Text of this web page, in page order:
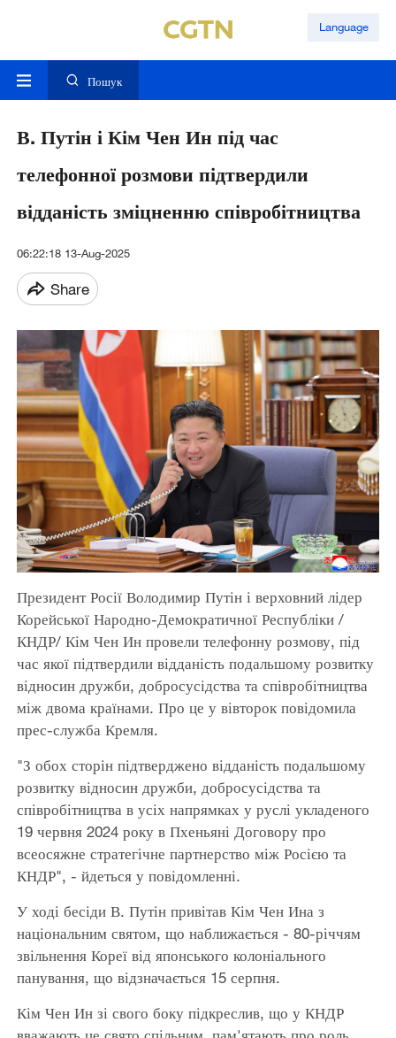
Language
Пошук
В. Путін і Кім Чен Ин під час
телефонної розмови підтвердили
відданість зміцненню співробітництва
06:22:18 13-Aug-2025
Share
Президент Росії Володимир Путін і верховний лідер
Корейської Народно-Демократичної Республіки /
КНДР/ Кім Чен Ин провели телефонну розмову, під
час якої підтвердили відданість подальшому розвитку
відносин дружби, добросусідства та співробітництва
між двома країнами. Про це у вівторок повідомила
прес-служба Кремля.
"З обох сторін підтверджено відданість подальшому
розвитку відносин дружби, добросусідства та
співробітництва в усіх напрямках у руслі укладеного
19 червня 2024 року в Пхеньяні Договору про
всеосяжне стратегічне партнерство між Росією та
КНДР", - йдеться у повідомленні.
У ході бесіди В. Путін привітав Кім Чен Ина з
національним святом, що наближається - 80-річчям
звільнення Кореї від японського колоніального
панування, що відзначається 15 серпня.
Кім Чен Ин зі свого боку підкреслив, що у КНДР